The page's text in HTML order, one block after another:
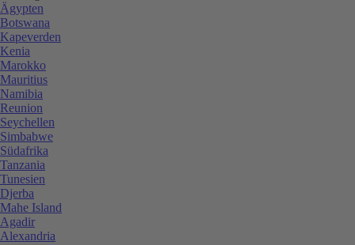
Ägypten
Botswana
Kapeverden
Kenia
Marokko
Mauritius
Namibia
Reunion
Seychellen
Simbabwe
Südafrika
Tanzania
Tunesien
Djerba
Mahe Island
Agadir
Alexandria